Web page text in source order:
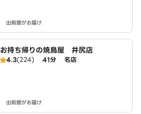
出前館がお届け
お持ち帰りの焼鳥屋 井尻店
4.3(224) 41分 名店
出前館がお届け